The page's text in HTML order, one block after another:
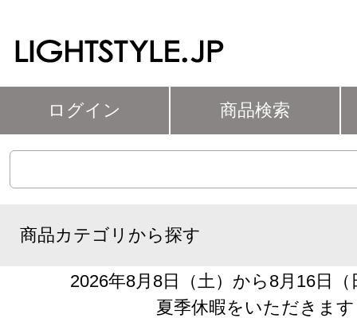
ログイン 商品検索
商品カテゴリから探す
2026年8月8日（土）から8月16日
夏季休暇をいただきます